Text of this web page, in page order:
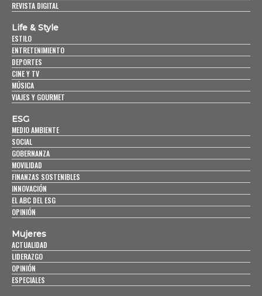
REVISTA DIGITAL
Life & Style
ESTILO
ENTRETENIMIENTO
DEPORTES
CINE Y TV
MÚSICA
VIAJES Y GOURMET
ESG
MEDIO AMBIENTE
SOCIAL
GOBERNANZA
MOVILIDAD
FINANZAS SOSTENIBLES
INNOVACIÓN
EL ABC DEL ESG
OPINIÓN
Mujeres
ACTUALIDAD
LIDERAZGO
OPINIÓN
ESPECIALES